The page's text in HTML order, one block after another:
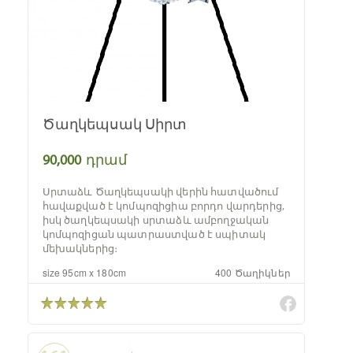
Ծաղկեպսակ Սիրտ
90,000 դրամ
Սրտաձև Ծաղկեպսակի վերին հատվածում
հավաքված է կոմպոզիցիա բորդո վարդերից,
իսկ ծաղկեպսակի սրտաձև ամբողջական
կոմպոզիցան պատրաստված է սպիտակ
մեխակներից։
size 95cm x 180cm 400 Ծաղիկներ